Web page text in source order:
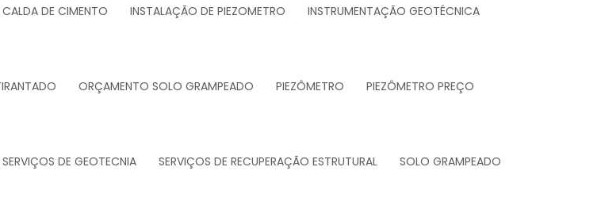
DE CIMENTO INSTALAÇÃO DE PIEZOMETRO INSTRUMENTAÇÃO GEOTÉCNICA
ORÇAMENTO SOLO GRAMPEADO PIEZÔMETRO PIEZÔMETRO PREÇO
SERVIÇOS DE GEOTECNIA SERVIÇOS DE RECUPERAÇÃO ESTRUTURAL SOLO GRAMPEADO